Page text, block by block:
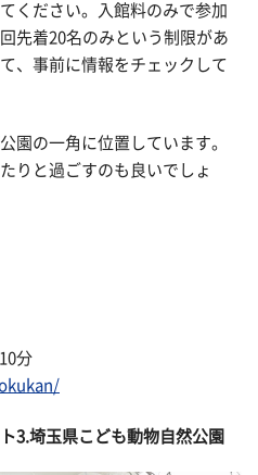
ください。入館料のみで参加
先着20名のみという制限があ
、事前に情報をチェックして
園の一角に位置しています。
りと過ごすのも良いでしょ
分
3.埼玉県こども動物自然公園